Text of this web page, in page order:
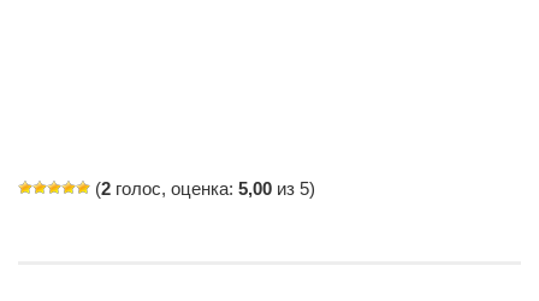
(2 голос, оценка: 5,00 из 5)